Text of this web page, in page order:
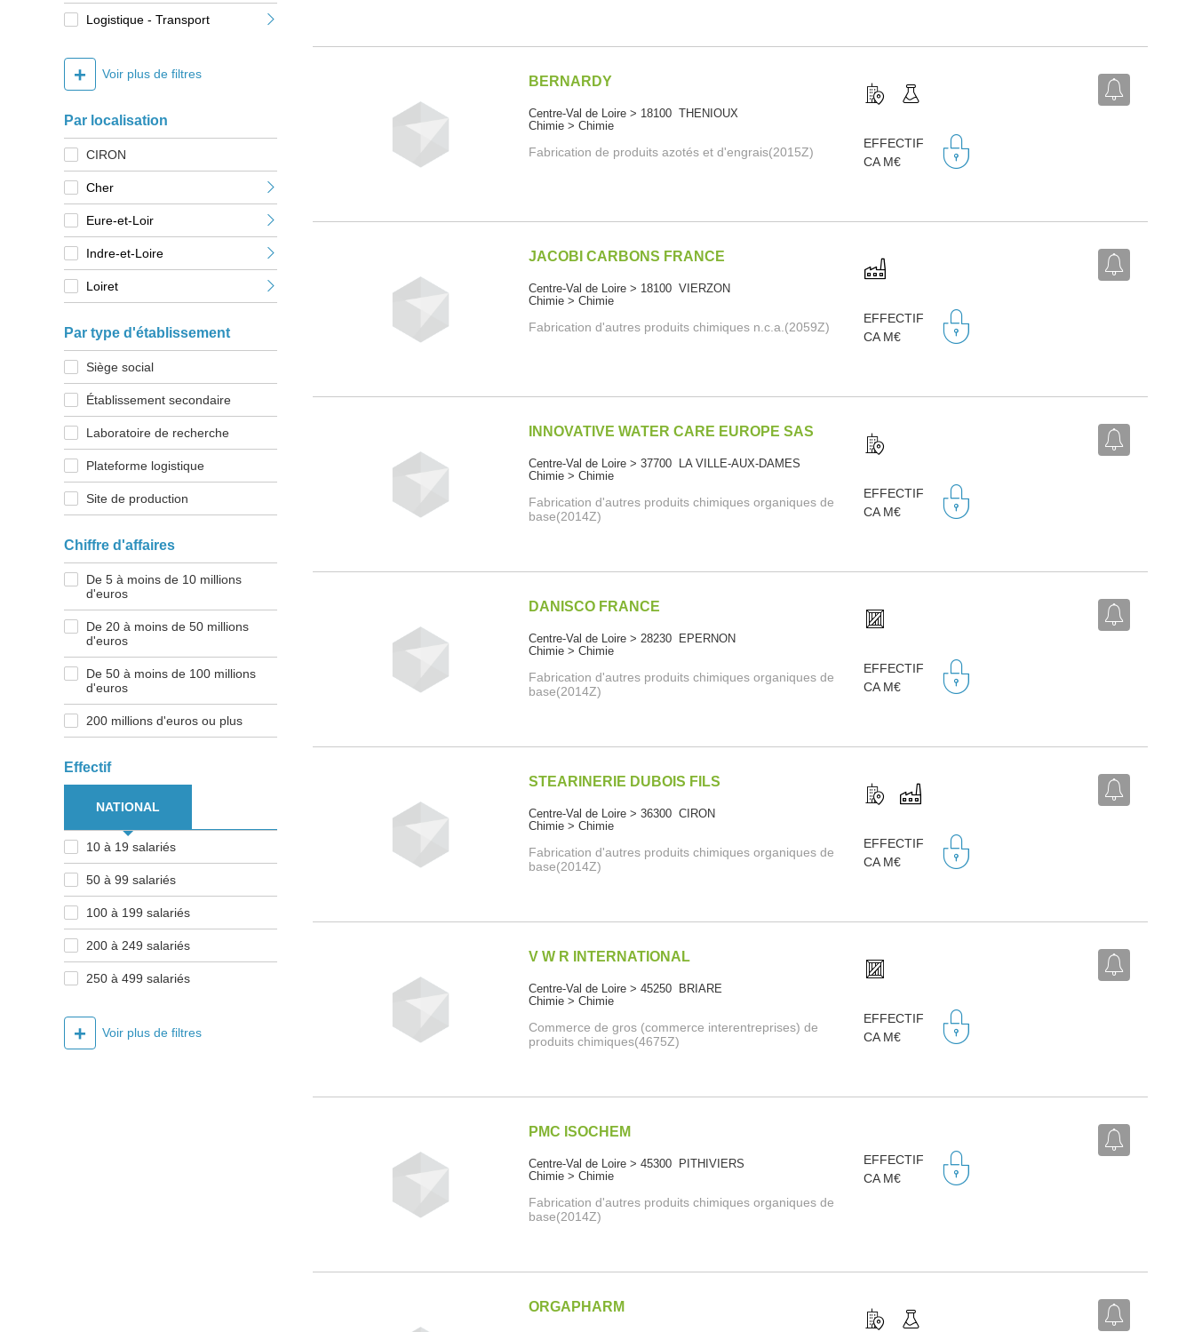
Logistique - Transport
+ Voir plus de filtres
Par localisation
CIRON
Cher
Eure-et-Loir
Indre-et-Loire
Loiret
Par type d'établissement
Siège social
Établissement secondaire
Laboratoire de recherche
Plateforme logistique
Site de production
Chiffre d'affaires
De 5 à moins de 10 millions
d'euros
De 20 à moins de 50 millions
d'euros
De 50 à moins de 100 millions
d'euros
200 millions d'euros ou plus
Effectif
NATIONAL
10 à 19 salariés
50 à 99 salariés
100 à 199 salariés
200 à 249 salariés
250 à 499 salariés
+ Voir plus de filtres
BERNARDY
Centre-Val de Loire > 18100 THENIOUX
Chimie > Chimie
Fabrication de produits azotés et d'engrais(2015Z)
EFFECTIF
CA M€
JACOBI CARBONS FRANCE
Centre-Val de Loire > 18100 VIERZON
Chimie > Chimie
Fabrication d'autres produits chimiques n.c.a.(2059Z)
EFFECTIF
CA M€
INNOVATIVE WATER CARE EUROPE SAS
Centre-Val de Loire > 37700 LA VILLE-AUX-DAMES
Chimie > Chimie
Fabrication d'autres produits chimiques organiques de
base(2014Z)
EFFECTIF
CA M€
DANISCO FRANCE
Centre-Val de Loire > 28230 EPERNON
Chimie > Chimie
Fabrication d'autres produits chimiques organiques de
base(2014Z)
EFFECTIF
CA M€
STEARINERIE DUBOIS FILS
Centre-Val de Loire > 36300 CIRON
Chimie > Chimie
Fabrication d'autres produits chimiques organiques de
base(2014Z)
EFFECTIF
CA M€
V W R INTERNATIONAL
Centre-Val de Loire > 45250 BRIARE
Chimie > Chimie
Commerce de gros (commerce interentreprises) de
produits chimiques(4675Z)
EFFECTIF
CA M€
PMC ISOCHEM
Centre-Val de Loire > 45300 PITHIVIERS
Chimie > Chimie
Fabrication d'autres produits chimiques organiques de
base(2014Z)
EFFECTIF
CA M€
ORGAPHARM